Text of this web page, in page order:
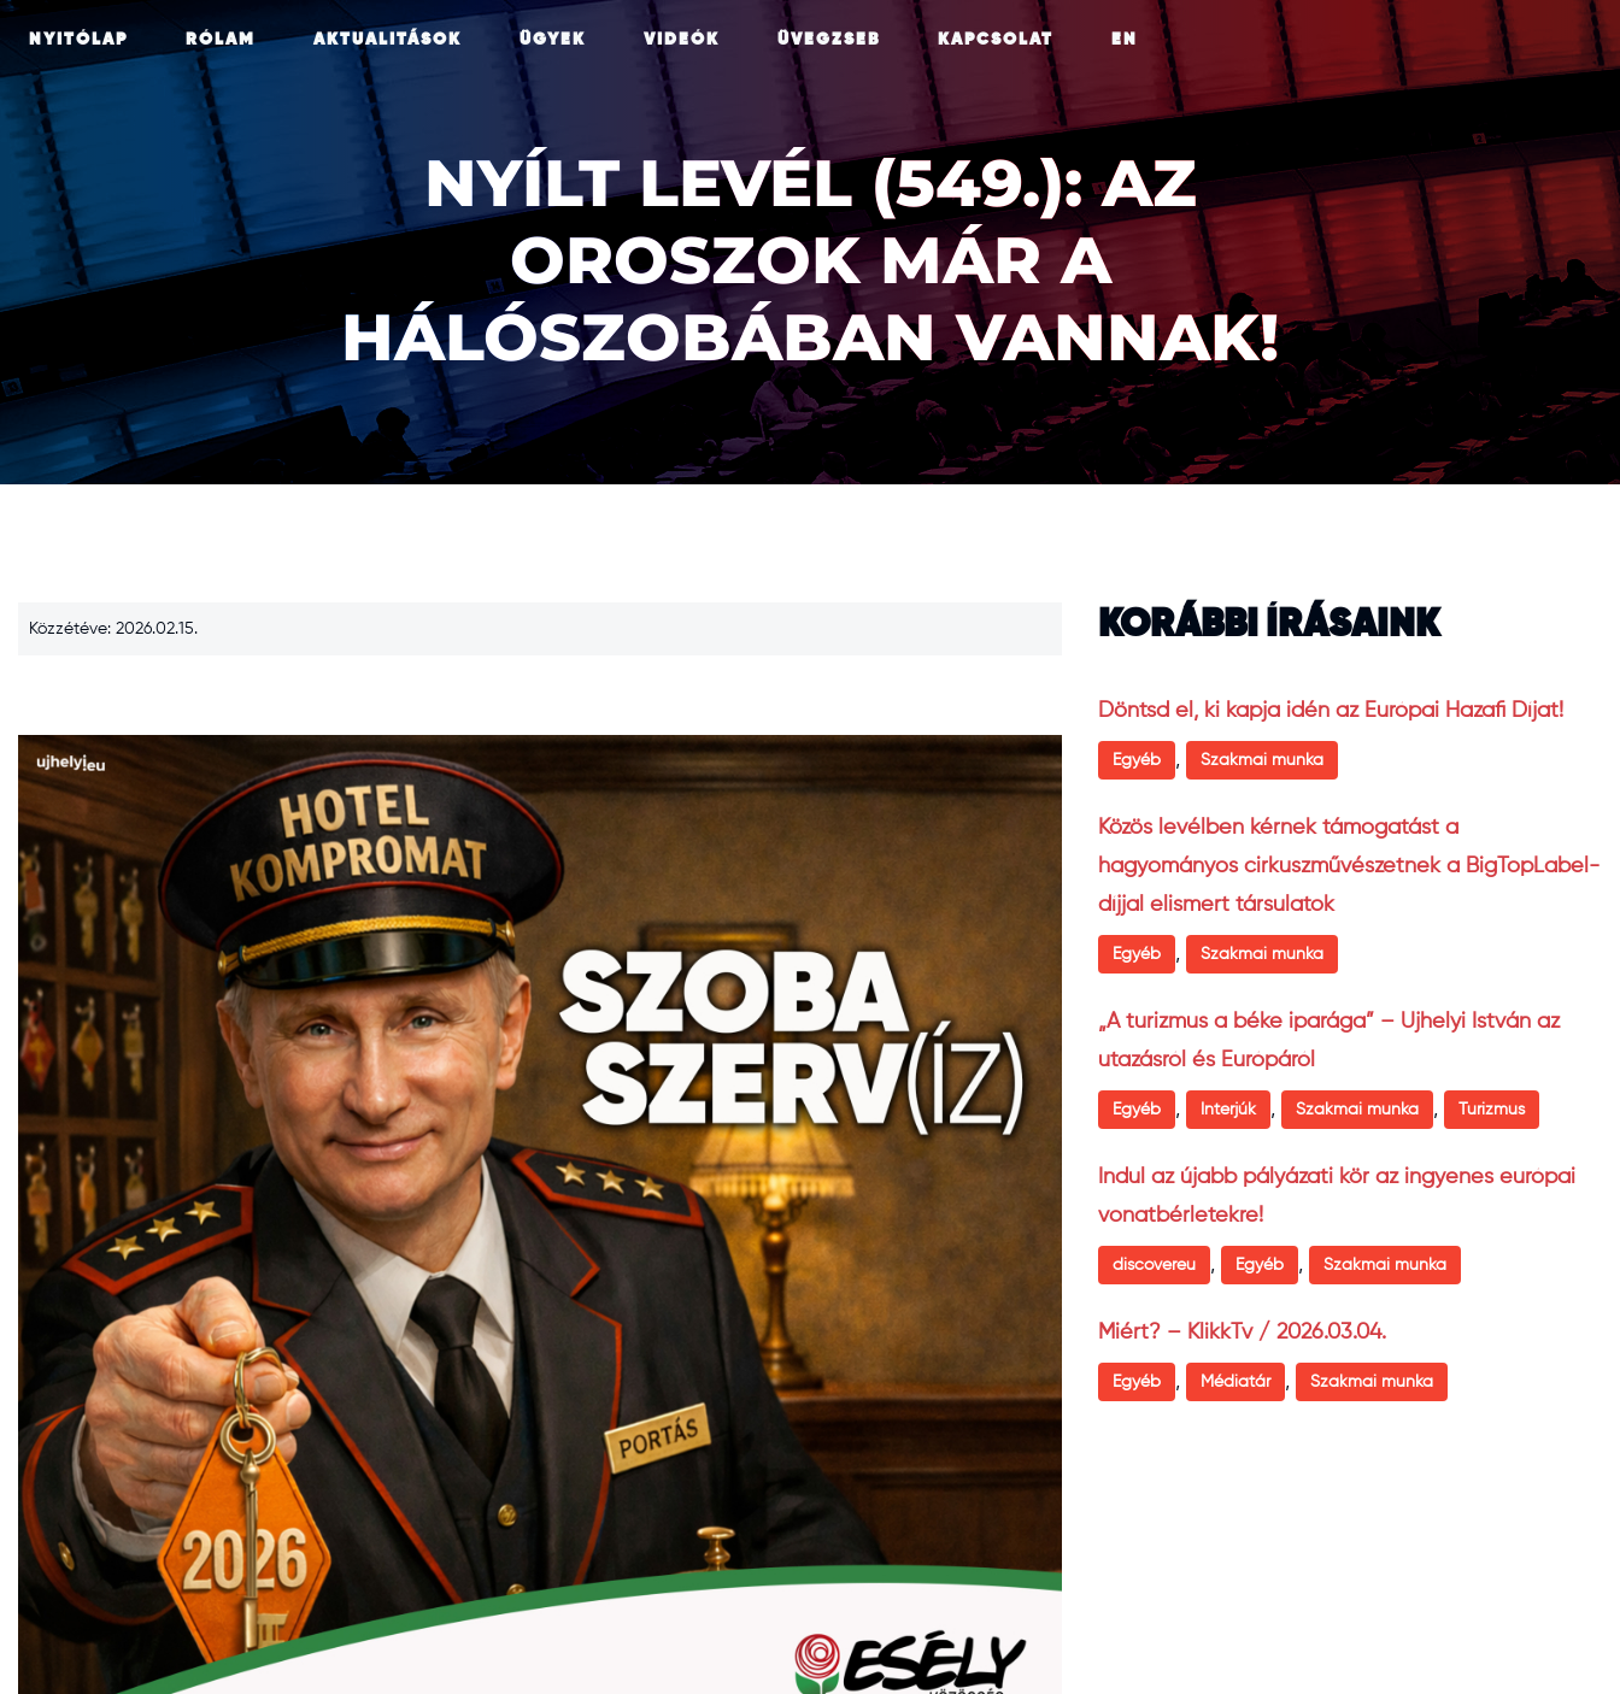
NYITÓLAP RÓLAM AKTUALITÁSOK ÜGYEK VIDEÓK ÜVEGZSEB KAPCSOLAT EN
NYÍLT LEVÉL (549.): AZ
OROSZOK MÁR A
HÁLÓSZOBÁBAN VANNAK!
Közzétéve: 2026.02.15. KORÁBBI ÍRÁSAINK
Döntsd el, ki kapja idén az Európai Hazafi Díjat!
Egyéb , Szakmai munka
Közös levélben kérnek támogatást a
hagyományos cirkuszművészetnek a BigTopLabel-
díjjal elismert társulatok
Egyéb , Szakmai munka
„A turizmus a béke iparága” – Ujhelyi István az
utazásról és Európáról
Egyéb , Interjúk , Szakmai munka , Turizmus
Indul az újabb pályázati kör az ingyenes európai
vonatbérletekre!
discovereu , Egyéb , Szakmai munka
Miért? – KlikkTv / 2026.03.04.
Egyéb , Médiatár , Szakmai munka